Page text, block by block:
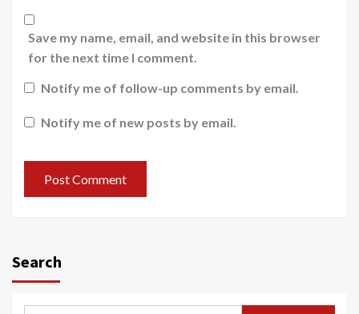
Save my name, email, and website in this browser
for the next time I comment.
Notify me of follow-up comments by email.
Notify me of new posts by email.
Search